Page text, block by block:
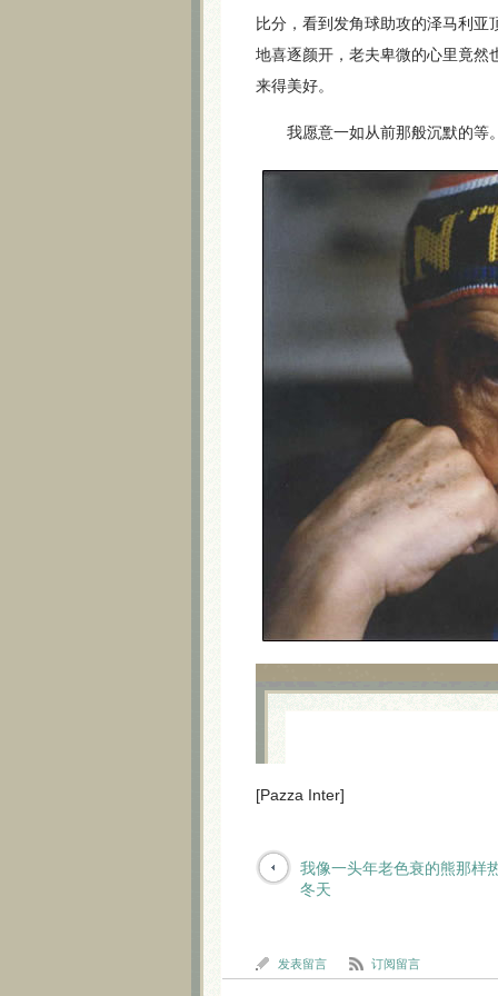
比分，看到发角球助攻的泽马利
地喜逐颜开，老夫卑微的心里竟然
来得美好。
我愿意一如从前那般沉默的等
[Pazza Inter]
我像一头年老色衰的熊那样
冬天
发表留言 订阅留言